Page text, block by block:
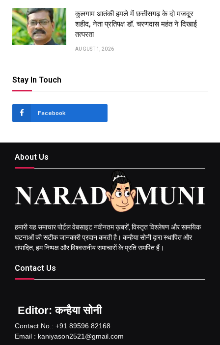
कुलगाम आतंकी हमले में छत्तीसगढ़ के दो मजदूर
शहीद, नेता प्रतिपक्ष डॉ. चरणदास महंत ने दिखाई
तत्परता
AUGUST 1, 2026
Stay In Touch
Facebook
About Us
हमारी यह समाचार पोर्टल वेबसाइट नवीनतम ख़बरों, विस्तृत विश्लेषण और सामयिक
घटनाओं की सटीक जानकारी प्रदान करती है। कन्हैया सोनी द्वारा स्थापित और
संपादित, हम निष्पक्ष और विश्वसनीय समाचारों के प्रति समर्पित हैं।
Contact Us
Editor: कन्हैया सोनी
Contact No.: +91 89596 82168
Email : kaniyason2521@gmail.com